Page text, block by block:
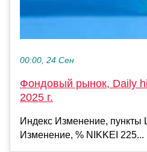
00:00, 24 Сен
Фондовый рынок, Daily
2025 г.
Индекс Изменение, пункты
Изменение, % NIKKEI 225...